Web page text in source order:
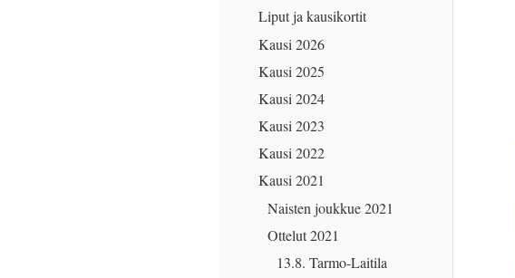
Liput ja kausikortit
Kausi 2026
Kausi 2025
Kausi 2024
Kausi 2023
Kausi 2022
Kausi 2021
Naisten joukkue 2021
Ottelut 2021
13.8. Tarmo-Laitila